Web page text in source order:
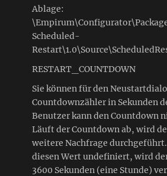
Ablage:
Scheduled-
RESTART_COUNTDOWN
Sie können für den
Countdownzähler in Sekunden
Benutzer kann den Countdown
Läuft der Countdown ab, wird
weitere Nachfrage durchgeführt.
diesen Wert undefiniert, wird
3600 Sekunden (eine Stunde)